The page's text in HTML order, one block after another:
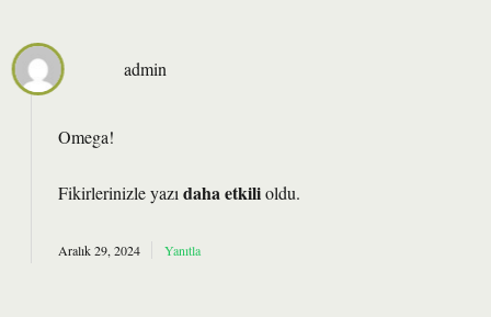
admin
Omega!
Fikirlerinizle yazı daha etkilioldu.
Aralık 29, 2024 Yanıtla